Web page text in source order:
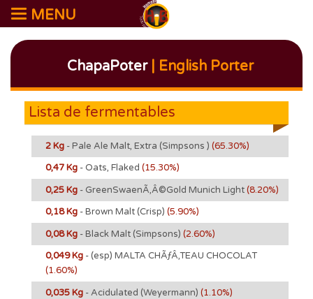
MENU
ChapaPoter| English Porter
Lista de fermentables
2 Kg - Pale Ale Malt, Extra (Simpsons ) (65.30%)
0,47 Kg - Oats, Flaked (15.30%)
0,25 Kg - GreenSwaenÃ‚Â©Gold Munich Light(8.20%)
0,18 Kg - Brown Malt (Crisp) (5.90%)
0,08 Kg - Black Malt (Simpsons) (2.60%)
0,049 Kg - (esp) MALTA CHÃƒÂ‚TEAU CHOCOLAT
(1.60%)
0,035 Kg - Acidulated (Weyermann) (1.10%)